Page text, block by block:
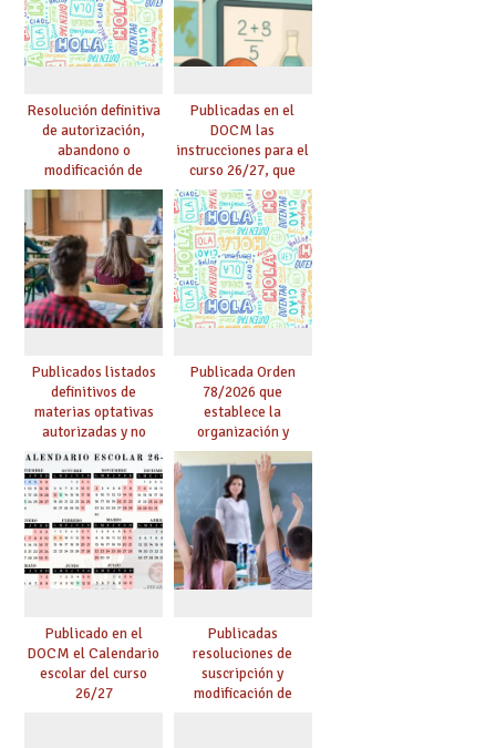
Resolución definitiva
de autorización,
abandono o
modificación de
programas bilingües
o plurilingües. Se
confirma el abandono
de un importante
número de proyectos
en colegios.
Publicadas en el
DOCM las
instrucciones para el
curso 26/27, que
incluyen, gracias al
Acuerdo firmado por
UGT, la recuperación
de las 18 lectivas en
EEMM y la reducción
de lectivas para
mayores de 55
Publicados listados
definitivos de
materias optativas
autorizadas y no
autorizadas en ESO y
Bachillerato,
definidas por los
centros
Publicada Orden
78/2026 que
establece la
organización y
desarrollo de los
programas bilingües
y plurilingües
Publicado en el
DOCM el Calendario
escolar del curso
26/27
Publicadas
resoluciones de
suscripción y
modificación de